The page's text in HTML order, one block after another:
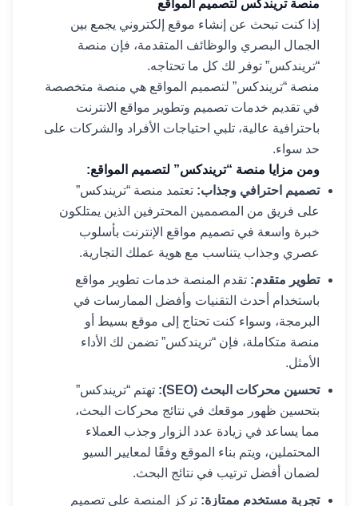
منصة تريندكس لتصميم المواقع
إذا كنت تبحث عن إنشاء موقع إلكتروني يجمع بين
الجمال البصري والوظائف المتقدمة، فإن منصة
“تريندكس” توفر لك كل ما تحتاجه.
منصة “تريندكس” لتصميم المواقع هي منصة متخصصة
في تقديم خدمات تصميم وتطوير مواقع الانترنت
باحترافية عالية، تلبي احتياجات الأفراد والشركات على
حد سواء.
ومن مزايا منصة “تريندكس” لتصميم المواقع:
تصميم احترافي وجذاب: تعتمد منصة “تريندكس”
على فريق من المصممين المحترفين الذين يمتلكون
خبرة واسعة في تصميم مواقع الإنترنت بأسلوب
عصري وجذاب يتناسب مع هوية عملك التجارية.
تطوير متقدم: تقدم المنصة خدمات تطوير مواقع
باستخدام أحدث التقنيات وأفضل الممارسات في
البرمجة، وسواء كنت تحتاج إلى موقع بسيط أو
منصة متكاملة، فإن “تريندكس” تضمن لك الأداء
الأمثل.
تحسين محركات البحث (SEO):
تهتم “تريندكس”
بتحسين ظهور موقعك في نتائج محركات البحث،
مما يساعد في زيادة عدد الزوار وجذب العملاء
المحتملين، ويتم بناء الموقع وفقًا لمعايير السيو
لضمان أفضل ترتيب في نتائج البحث.
تجربة مستخدم ممتازة: تركز المنصة على تصميم